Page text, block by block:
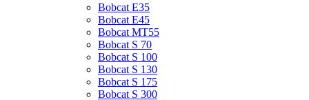
Bobcat E35
Bobcat E45
Bobcat MT55
Bobcat S 70
Bobcat S 100
Bobcat S 130
Bobcat S 175
Bobcat S 300